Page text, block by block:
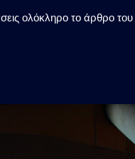
ολόκληρο το άρθρο του